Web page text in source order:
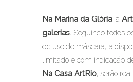
Na Marina da Glória, a
galerias. Seguindo todos
do uso de máscara, a
limitado e com indicação
Na Casa ArtRio, serão